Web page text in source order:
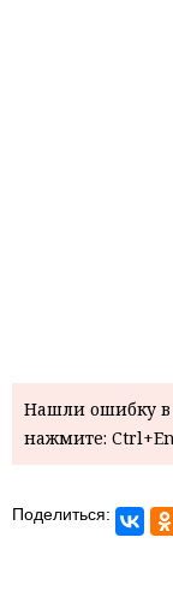
Нашли ошибку в
нажмите:
Поделиться: